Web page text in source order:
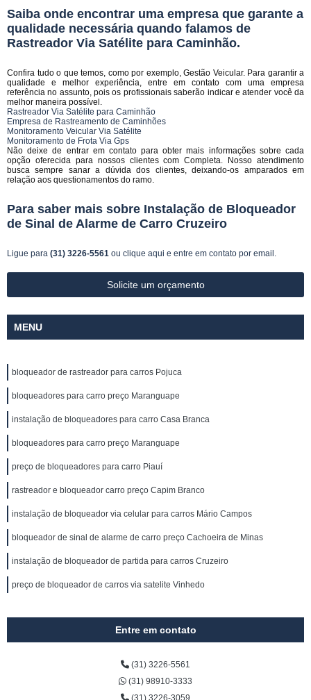
Saiba onde encontrar uma empresa que garante a
qualidade necessária quando falamos de
Rastreador Via Satélite para Caminhão.
Confira tudo o que temos, como por exemplo, Gestão Veicular. Para garantir a
qualidade e melhor experiência, entre em contato com uma empresa
referência no assunto, pois os profissionais saberão indicar e atender você da
melhor maneira possível.
Rastreador Via Satélite para Caminhão
Empresa de Rastreamento de Caminhões
Monitoramento Veicular Via Satélite
Monitoramento de Frota Via Gps
Não deixe de entrar em contato para obter mais informações sobre cada
opção oferecida para nossos clientes com Completa. Nosso atendimento
busca sempre sanar a dúvida dos clientes, deixando-os amparados em
relação aos questionamentos do ramo.
Para saber mais sobre Instalação de Bloqueador
de Sinal de Alarme de Carro Cruzeiro
Ligue para (31) 3226-5561 ou clique aqui e entre em contato por email.
Solicite um orçamento
MENU
bloqueador de rastreador para carros Pojuca
bloqueadores para carro preço Maranguape
instalação de bloqueadores para carro Casa Branca
bloqueadores para carro preço Maranguape
preço de bloqueadores para carro Piauí
rastreador e bloqueador carro preço Capim Branco
instalação de bloqueador via celular para carros Mário Campos
bloqueador de sinal de alarme de carro preço Cachoeira de Minas
instalação de bloqueador de partida para carros Cruzeiro
preço de bloqueador de carros via satelite Vinhedo
Entre em contato
(31) 3226-5561
(31) 98910-3333
(31) 3226-3059